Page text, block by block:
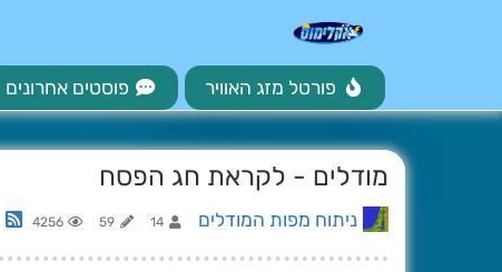
פורטל מזג האוויר פוסטים אחרונים
מודלים - לקראת חג הפסח
ניתוח מפות המודלים 14
59
4256